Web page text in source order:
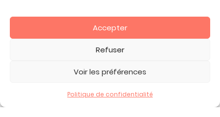
Accepter
Refuser
Voir les préférences
Politique de confidentialité
Plan du site
Contact
CGV